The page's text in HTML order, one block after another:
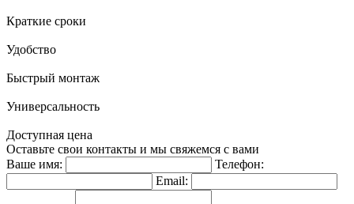
Краткие сроки
Удобство
Быстрый монтаж
Универсальность
Доступная цена
Оставьте свои контакты и мы свяжемся с вами
Ваше имя:
Телефон:
Email: